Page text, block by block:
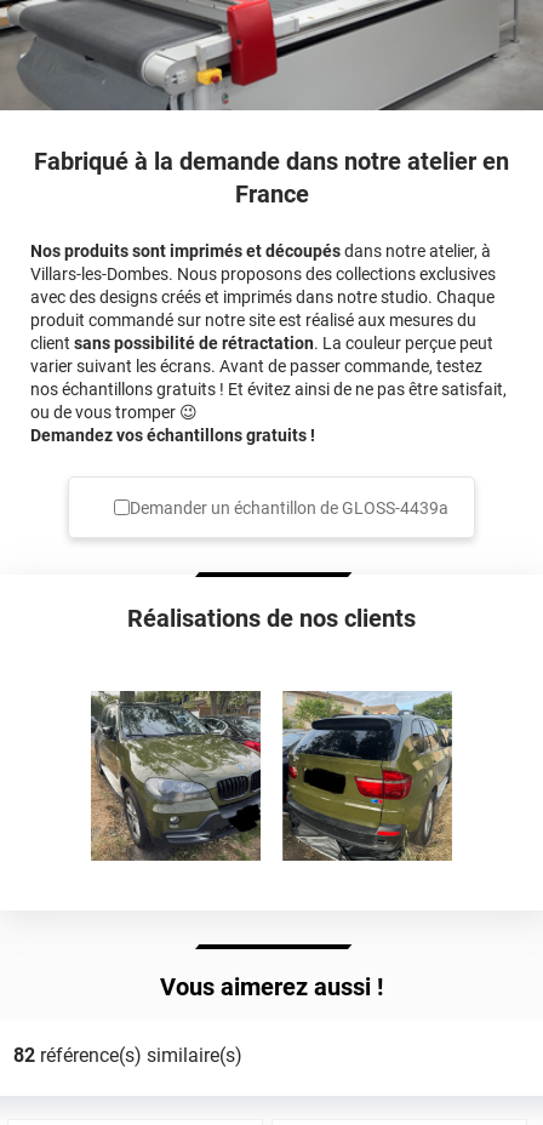
Fabriqué à la demande dans notre atelier en
France
Nos produits sont imprimés et découpésdans notre atelier, à
Villars-les-Dombes. Nous proposons des collections exclusives
avec des designs créés et imprimés dans notre studio. Chaque
produit commandé sur notre site est réalisé aux mesures du
client sans possibilité de rétractation. La couleur perçue peut
varier suivant les écrans. Avant de passer commande, testez
nos échantillons gratuits ! Et évitez ainsi de ne pas être satisfait,
ou de vous tromper 😉
Demandez vos échantillons gratuits !
Demander un échantillon de GLOSS-4439a
Réalisations de nos clients
Vous aimerez aussi !
82référence(s) similaire(s)